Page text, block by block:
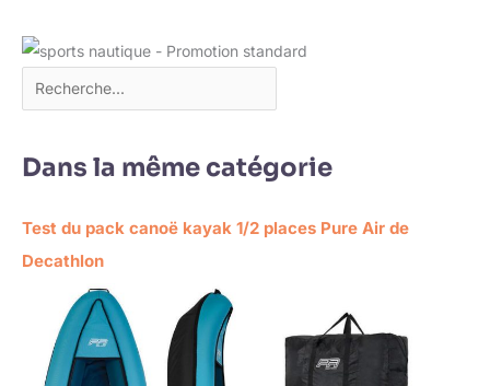
Dans la même catégorie
Test du pack canoë kayak 1/2 places Pure Air de
Decathlon